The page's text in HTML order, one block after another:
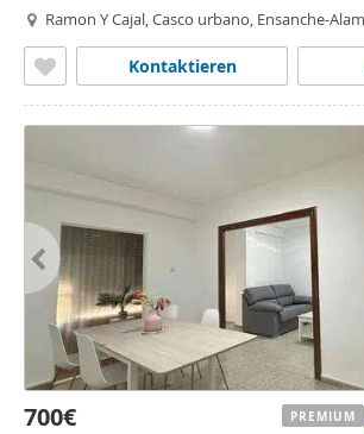
Ramon Y Cajal, Casco urbano, Ensanche-
Kontaktieren
700€ PREMIUM